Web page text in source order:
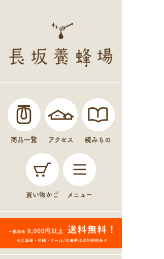
商品一覧 アクセス 読みもの
買い物かご メニュー